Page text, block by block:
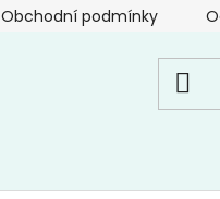
Obchodní podmínky